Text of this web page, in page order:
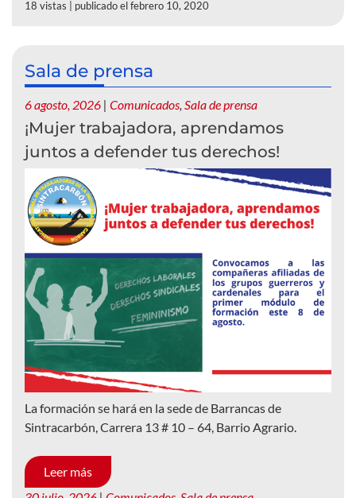
18 vistas publicado el febrero 10, 2020
Sala de prensa
6 agosto, 2026 | Comunicados, Sala de prensa
¡Mujer trabajadora, aprendamos
juntos a defender tus derechos!
La formación se hará en la sede de Barrancas de
Sintracarbón, Carrera 13 # 10 – 64, Barrio Agrario.
Leer más